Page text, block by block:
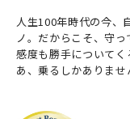
人生100年時代の今、
ノ。だからこそ、守
感度も勝手についてく
あ、乗るしかありませ